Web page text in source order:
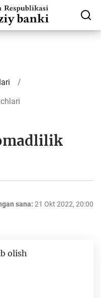
sana: 21 Okt 2022, 20:00
olish